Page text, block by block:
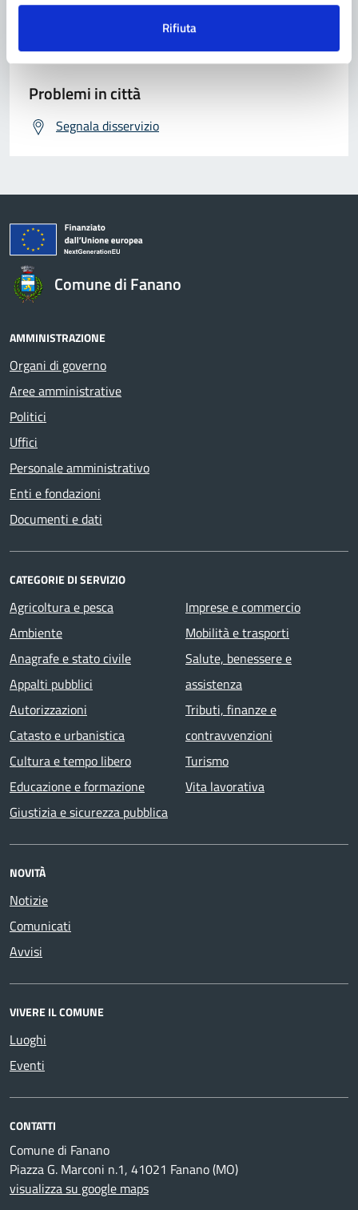
Rifiuta
Prenota appuntamento
Problemi in città
Segnala disservizio
Comune di Fanano
AMMINISTRAZIONE
Organi di governo
Aree amministrative
Politici
Uffici
Personale amministrativo
Enti e fondazioni
Documenti e dati
CATEGORIE DI SERVIZIO
Agricoltura e pesca
Ambiente
Anagrafe e stato civile
Appalti pubblici
Autorizzazioni
Catasto e urbanistica
Cultura e tempo libero
Educazione e formazione
Giustizia e sicurezza pubblica
Imprese e commercio
Mobilità e trasporti
Salute, benessere e
assistenza
Tributi, finanze e
contravvenzioni
Turismo
Vita lavorativa
NOVITÀ
Notizie
Comunicati
Avvisi
VIVERE IL COMUNE
Luoghi
Eventi
CONTATTI
Comune di Fanano
Piazza G. Marconi n.1, 41021 Fanano (MO)
visualizza su google maps